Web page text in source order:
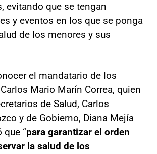
evitando que se tengan
y eventos en los que se ponga
de los menores y sus
el mandatario de los
Mario Marín Correa, quien
de Salud, Carlos
y de Gobierno, Diana Mejía
que “para garantizar el orden
la salud de los